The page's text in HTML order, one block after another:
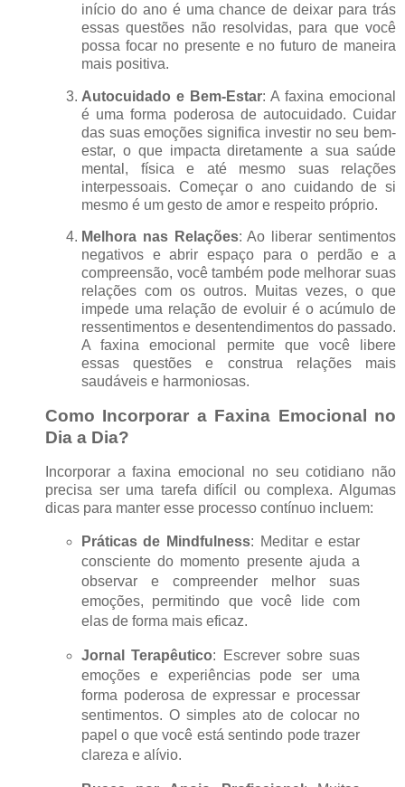
início do ano é uma chance de deixar para trás
essas questões não resolvidas, para que você
possa focar no presente e no futuro de maneira
mais positiva.
Autocuidado e Bem-Estar: A faxina emocional
é uma forma poderosa de autocuidado. Cuidar
das suas emoções significa investir no seu bem-
estar, o que impacta diretamente a sua saúde
mental, física e até mesmo suas relações
interpessoais. Começar o ano cuidando de si
mesmo é um gesto de amor e respeito próprio.
Melhora nas Relações: Ao liberar sentimentos
negativos e abrir espaço para o perdão e a
compreensão, você também pode melhorar suas
relações com os outros. Muitas vezes, o que
impede uma relação de evoluir é o acúmulo de
ressentimentos e desentendimentos do passado.
A faxina emocional permite que você libere
essas questões e construa relações mais
saudáveis e harmoniosas.
Como Incorporar a Faxina Emocional no
Dia a Dia?
Incorporar a faxina emocional no seu cotidiano não
precisa ser uma tarefa difícil ou complexa. Algumas
dicas para manter esse processo contínuo incluem:
Práticas de Mindfulness: Meditar e estar
consciente do momento presente ajuda a
observar e compreender melhor suas
emoções, permitindo que você lide com
elas de forma mais eficaz.
Jornal Terapêutico: Escrever sobre suas
emoções e experiências pode ser uma
forma poderosa de expressar e processar
sentimentos. O simples ato de colocar no
papel o que você está sentindo pode trazer
clareza e alívio.